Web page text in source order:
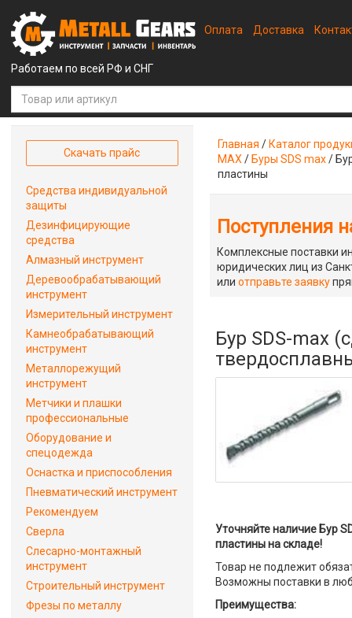
Работаем по всей РФ и СНГ
Оплата Доставка
Главная / Каталог
MAX / Буры SDS max/
пластины
Поступления
Комплексные поставки
юридических лиц из
илиотправьте заявку
Бур SDS-max
Уточняйте наличие Бур
пластины на складе!
Товар не подлежит
Возможны поставки в
Преимущества:
Скачать прайс
Средства индивидуальной
защиты
Дезинфицирующие
средства
Алмазный инструмент
Деревообрабатывающий
инструмент
Измерительный инструмент
Камнеобрабатывающий
инструмент
Металлорежущий
инструмент
Метчики и плашки
профессиональные
Оборудование и
спецодежда
Оснастка и приспособления
Пневматический инструмент
Рекомендуем
Сверла
Слесарно-монтажный
инструмент
Строительный инструмент
Фрезы по металлу